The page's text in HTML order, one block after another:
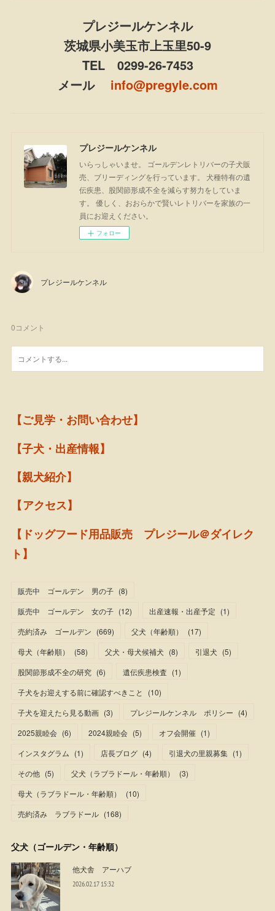
プレジールケンネル
茨城県小美玉市上玉里50-9
TEL 0299-26-7453
メール info@pregyle.com
プレジールケンネル
いらっしゃいませ。 ゴールデンレトリバーの子犬販
売、ブリーディングを行っています。 犬種特有の遺
伝疾患、股関節形成不全を減らす努力をしていま
す。 優しく、おおらかで賢いレトリバーを家族の一
員にお迎えください。
フォロー
プレジールケンネル
0コメント
【ご見学・お問い合わせ】
【子犬・出産情報】
【親犬紹介】
【アクセス】
【ドッグフード用品販売 プレジール＠ダイレク
ト】
販売中 ゴールデン 男の子 (8)
販売中 ゴールデン 女の子 (12) 出産速報・出産予定 (1)
売約済み ゴールデン (669) 父犬（年齢順） (17)
母犬（年齢順）
(58) 父犬・母犬候補犬 (8) 引退犬 (5)
股関節形成不全の研究 (6) 遺伝疾患検査 (1)
子犬をお迎えする前に確認すべきこと
(10)
子犬を迎えたら見る動画 (3) プレジールケンネル ポリシー (4)
2025親睦会 (6) 2024親睦会 (5) オフ会開催 (1)
インスタグラム (1) 店長ブログ (4) 引退犬の里親募集 (1)
その他 (5) 父犬（ラブラドール・年齢順） (3)
母犬（ラブラドール・年齢順）
(10)
売約済み ラブラドール (168)
父犬（ゴールデン・年齢順）
他犬舎 アーハブ
2026.02.17 15:32